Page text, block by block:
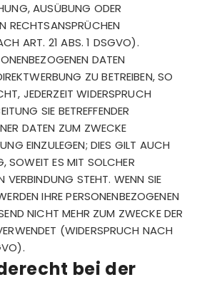
AUSÜBUNG ODER
RECHTSANSPRÜCHEN
ART. 21 ABS. 1 DSGVO).
DATEN
ZU BETREIBEN, SO
JEDERZEIT WIDERSPRUCH
SIE BETREFFENDER
DATEN ZUM ZWECKE
EINZULEGEN; DIES GILT AUCH
SOWEIT ES MIT SOLCHER
VERBINDUNG STEHT. WENN SIE
IHRE PERSONENBEZOGENEN
NICHT MEHR ZUM ZWECKE DER
(WIDERSPRUCH NACH
bei der